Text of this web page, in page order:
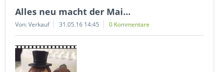
Alles neu macht der Mai...
Von: Verkauf 31.05.16 14:45 0 Kommentare